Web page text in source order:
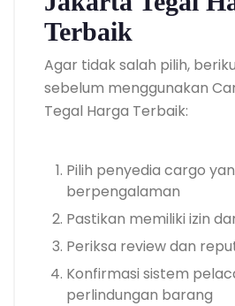
Terbaik
Agar tidak salah pilih,
sebelum menggunakan
Tegal Harga Terbaik:
Pilih penyedia cargo
berpengalaman
Pastikan memiliki izin
Periksa review dan
Konfirmasi sistem
perlindungan barang